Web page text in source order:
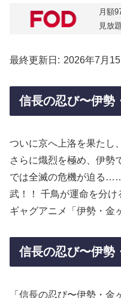
月額
見放題
最終更新日 2026年7月15
信長の忍び〜伊勢
ついに京へ上洛を果たし
さらに熾烈を極め、伊勢
では全滅の危機が迫る
武！！ 千鳥が運命を分
ギャグアニメ「伊勢・金
信長の忍び〜伊勢
「信長の忍び〜伊勢・